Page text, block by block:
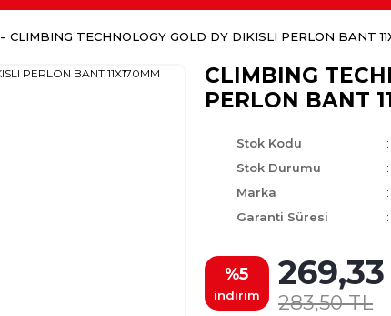
CLIMBING TECHNOLOGY GOLD DY DIKISLI PERLON BANT
CLIMBING
PERLON BANT
Stok Kodu
Stok Durumu
Marka
Garanti Süresi
%5
indirim 283,50 TL